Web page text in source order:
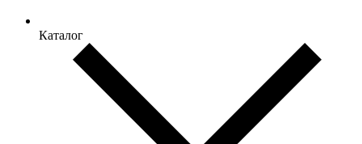
Каталог